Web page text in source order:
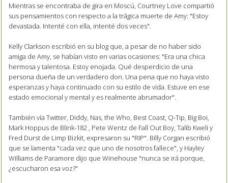
Mientras se encontraba de gira en Moscú, Courtney Love compartió
sus pensamientos con respecto a la trágica muerte de Amy: "Estoy
devastada. Intenté con ella, intenté dos veces".
Kelly Clarkson escribió en su blog que, a pesar de no haber sido
amiga de Amy, se habían visto en varias ocasiones: "Era una chica
hermosa y talentosa. Estoy enojada. Qué desperdicio de una
persona dueña de un verdadero don. Una pena que no haya visto
esperanzas y haya continuado con su estilo de vida. Estuve en ese
estado emocional y mental y es realmente abrumador".
También vía Twitter, Diddy, Nas, the Who, Best Coast, Q-Tip, Big Boi,
Mark Hoppus de Blink-182 , Pete Wentz de Fall Out Boy, Talib Kweli y
Fred Durst de Limp Bizkit, expresaron su "RIP". Billy Corgan escribió
que se lamenta "cada vez que uno de nosotros fallece", y Hayley
Williams de Paramore dijo que Winehouse "nunca se irá porque,
¿escucharon esa voz?"